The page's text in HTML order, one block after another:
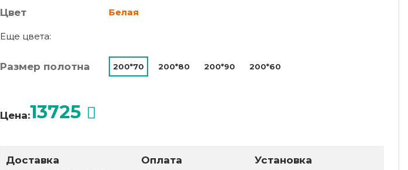
Цвет Белая
Еще цвета:
Размер полотна 200*70 200*80 200*90 200*60
Цена:13725
Доставка Оплата Установка